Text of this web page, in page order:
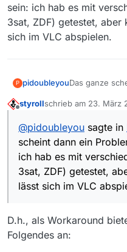
sein: ich hab es mit
3sat, ZDF) getestet,
sich im VLC abspielen.
P pidoubleyouDas ganze
Livestreams
styrollschrieb am 23. März
zuletzt editiert von
@pidoubleyou sagte in
scheint dann ein
ich hab es mit
3sat, ZDF) getestet,
lässt sich im VLC
D.h., als Workaround
Folgendes an: